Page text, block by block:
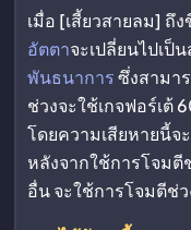
เมื่อ [เสี้ยวสายลม] ถึ
อัตตาจะเปลี่ยนไปเป็
พันธนาการซึ่งสามา
ช่วงจะใช้เกจฟอร์เต้
โดยความเสียหายนี้จ
หลังจากใช้การโจมตี
อื่น จะใช้การโจมตีช่